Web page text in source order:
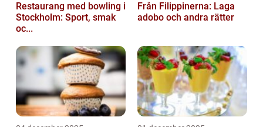
Restaurang med bowling i
Stockholm: Sport, smak
oc...
Från Filippinerna: Laga
adobo och andra rätter